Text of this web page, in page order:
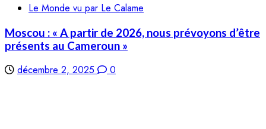
Le Monde vu par Le Calame
Moscou : « A partir de 2026, nous prévoyons d’être
présents au Cameroun »
décembre 2, 2025 0